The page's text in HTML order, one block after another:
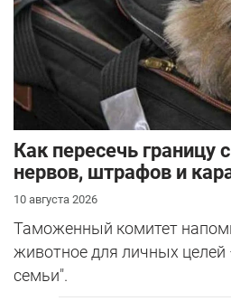
Как пересечь границу
нервов, штрафов и
10 августа 2026
Таможенный комитет
животное для личных целей
семьи".